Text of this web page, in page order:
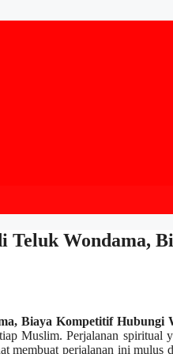
Teluk Wondama,
Biaya Kompetitif Hubungi
Muslim. Perjalanan spiritual
membuat perjalanan ini mulus